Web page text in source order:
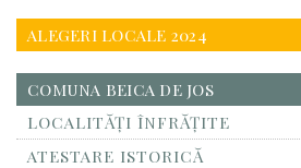
ALEGERI LOCALE 2024
COMUNA BEICA DE JOS
LOCALITĂŢI ÎNFRĂŢITE
ATESTARE ISTORICĂ